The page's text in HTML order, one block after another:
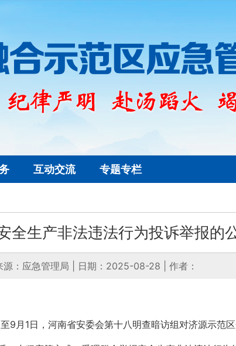
互动交流 专题专栏
全生产非法违法行为投诉举报的
源：应急管理局 日期：2025-08-28 作者：
9月 1日，河南省安委会第十八明查暗访组对济源示范